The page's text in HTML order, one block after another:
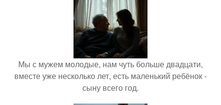
Мы с мужем молодые, нам чуть больше двадцати,
вместе уже несколько лет, есть маленький ребёнок -
сыну всего год.